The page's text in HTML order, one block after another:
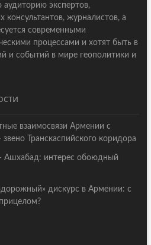
экспертов,
консультантов, журналистов, а
современными
процессами и хотят быть в
и событий в мире геополитики и
взаимосвязи Армении с
звено Транскаспийского коридора
Ашхабад: интерес обоюдный
дискурс в Армении: с